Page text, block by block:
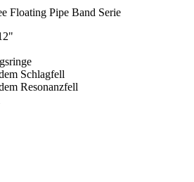
Floating Pipe Band Serie
Schlagfell
Resonanzfell